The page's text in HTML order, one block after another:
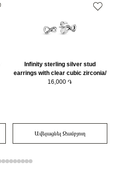
Infinity sterling silver stud
earrings with clear cubic zirconia/
298820C01
16,000 ֏
Ավելացնել Զամբյուղ